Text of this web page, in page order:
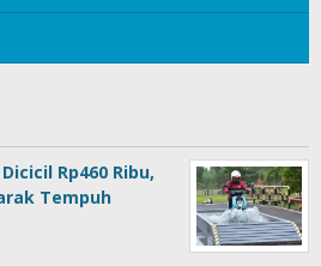
Rp460 Ribu,
Tempuh